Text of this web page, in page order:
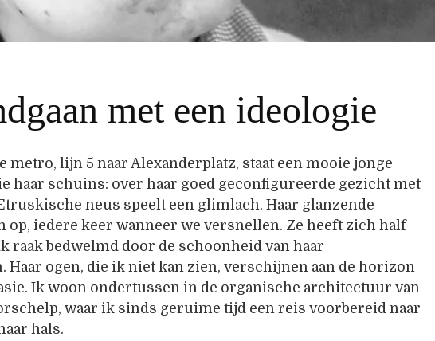
met een ideologie
metro, lijn 5 naar Alexanderplatz, staat een mooie jonge
haar schuins: over haar goed geconfigureerde gezicht met
neus speelt een glimlach. Haar glanzende
op, iedere keer wanneer we versnellen. Ze heeft zich half
raak bedwelmd door de schoonheid van haar
Haar ogen, die ik niet kan zien, verschijnen aan de horizon
Ik woon ondertussen in de organische architectuur van
waar ik sinds geruime tijd een reis voorbereid naar
hals.